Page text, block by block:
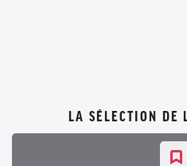
LA SÉLECTION DE